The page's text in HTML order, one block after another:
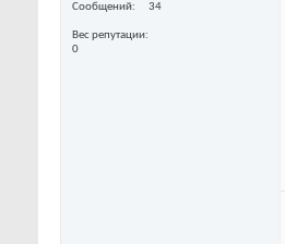
Сообщений
34
Вес репутации
0